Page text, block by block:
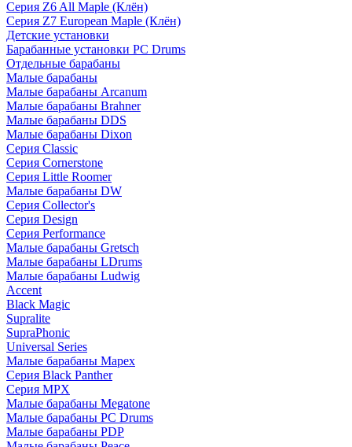
Серия Z6 All Maple (Клён)
Серия Z7 European Maple (Клён)
Детские установки
Барабанные установки PC Drums
Отдельные барабаны
Малые барабаны
Малые барабаны Arcanum
Малые барабаны Brahner
Малые барабаны DDS
Малые барабаны Dixon
Серия Classic
Серия Cornerstone
Серия Little Roomer
Малые барабаны DW
Серия Collector's
Серия Design
Серия Performance
Малые барабаны Gretsch
Малые барабаны LDrums
Малые барабаны Ludwig
Accent
Black Magic
Supralite
SupraPhonic
Universal Series
Малые барабаны Mapex
Серия Black Panther
Серия MPX
Малые барабаны Megatone
Малые барабаны PC Drums
Малые барабаны PDP